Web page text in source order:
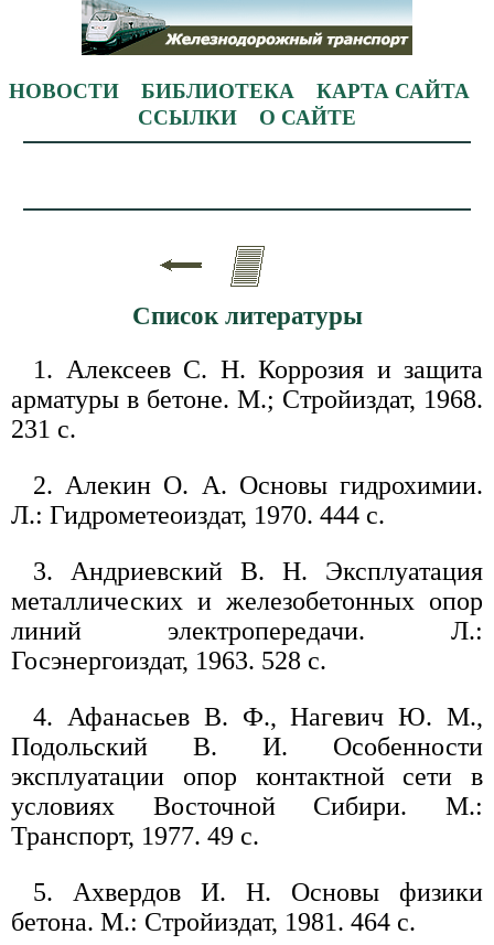
НОВОСТИ БИБЛИОТЕКА
КАРТА САЙТА
ССЫЛКИ
О САЙТЕ
Список литературы
1. Алексеев С. Н. Коррозия и защита
арматуры в бетоне. М.; Стройиздат, 1968.
231 с.
2. Алекин О. А. Основы гидрохимии.
Л.: Гидрометеоиздат, 1970. 444 с.
3. Андриевский В. Н. Эксплуатация
металлических и железобетонных опор
линий электропередачи. Л.:
Госэнергоиздат, 1963. 528 с.
4. Афанасьев В. Ф., Нагевич Ю. М.,
Подольский В. И. Особенности
эксплуатации опор контактной сети в
условиях Восточной Сибири. М.:
Транспорт, 1977. 49 с.
5. Ахвердов И. Н. Основы физики
бетона. М.: Стройиздат, 1981. 464 с.